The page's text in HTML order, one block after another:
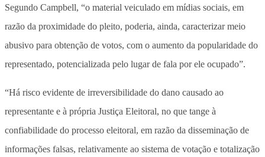
Segundo Campbell, “o material veiculado em mídias sociais, em
razão da proximidade do pleito, poderia, ainda, caracterizar meio
abusivo para obtenção de votos, com o aumento da popularidade do
representado, potencializada pelo lugar de fala por ele ocupado”.
“Há risco evidente de irreversibilidade do dano causado ao
representante e à própria Justiça Eleitoral, no que tange à
confiabilidade do processo eleitoral, em razão da disseminação de
informações falsas, relativamente ao sistema de votação e totalização